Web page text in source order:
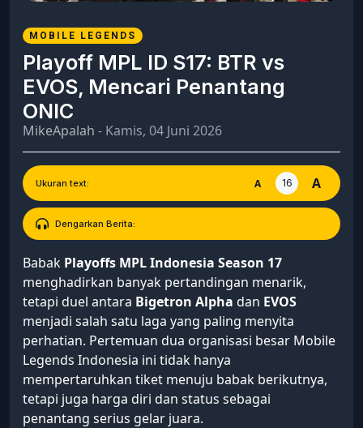
MOBILE LEGENDS
Playoff MPL ID S17: BTR vs
EVOS, Mencari Penantang
ONIC
MikeApalah - Kamis, 04 Juni 2026
Ukuran text: A 16 A
Dengarkan Berita:
Babak Playoffs MPL Indonesia Season 17
menghadirkan banyak pertandingan menarik,
tetapi duel antara Bigetron Alpha dan EVOS
menjadi salah satu laga yang paling menyita
perhatian. Pertemuan dua organisasi besar Mobile
Legends Indonesia ini tidak hanya
mempertaruhkan tiket menuju babak berikutnya,
tetapi juga harga diri dan status sebagai
penantang serius gelar juara.